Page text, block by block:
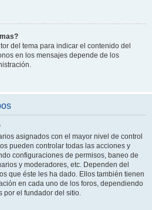
del tema para indicar el contenido del
en los mensajes depende de los
asignados con el mayor nivel de control
pueden controlar todas las acciones y
configuraciones de permisos, baneo de
y moderadores, etc. Dependen del
que éste les ha dado. Ellos también tienen
en cada uno de los foros, dependiendo
por el fundador del sitio.